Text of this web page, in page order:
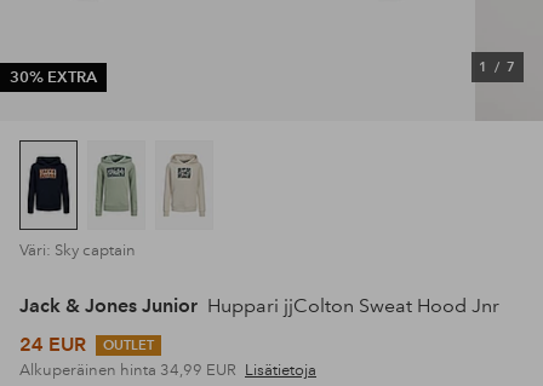
30% EXTRA
1 / 7
Väri: Sky captain
Jack & Jones Junior Huppari jjColton Sweat Hood Jnr
24 EUR
OUTLET
Alkuperäinen hinta 34,99 EUR Lisätietoja